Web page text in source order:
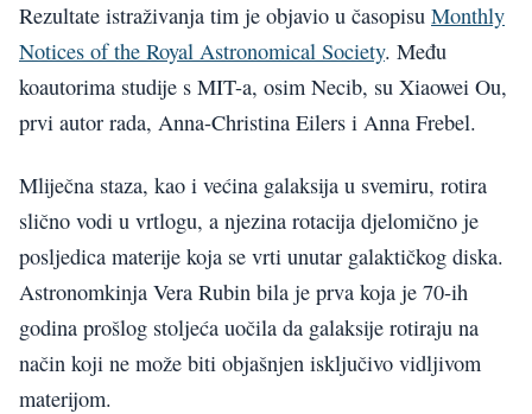
Rezultate istraživanja tim je objavio u časopisu Monthly
Notices of the Royal Astronomical Society. Među
koautorima studije s MIT-a, osim Necib, su Xiaowei Ou,
prvi autor rada, Anna-Christina Eilers i Anna Frebel.
Mliječna staza, kao i većina galaksija u svemiru, rotira
slično vodi u vrtlogu, a njezina rotacija djelomično je
posljedica materije koja se vrti unutar galaktičkog diska.
Astronomkinja Vera Rubin bila je prva koja je 70-ih
godina prošlog stoljeća uočila da galaksije rotiraju na
način koji ne može biti objašnjen isključivo vidljivom
materijom.